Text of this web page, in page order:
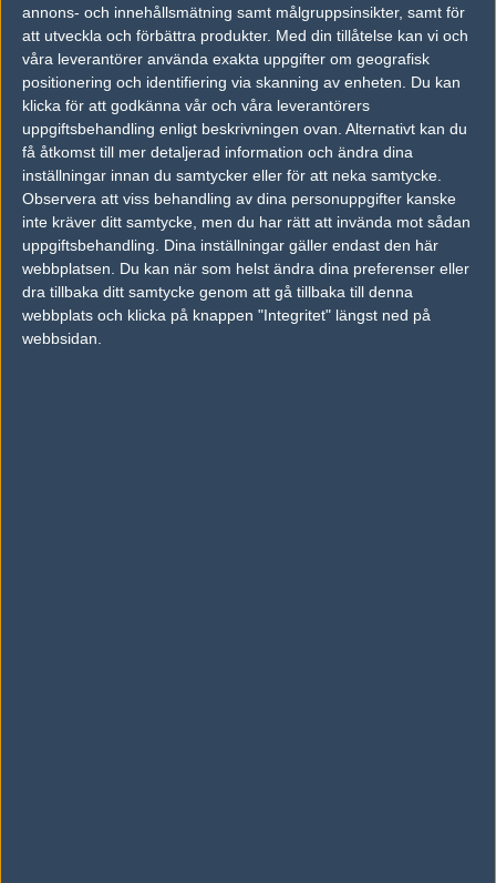
annons- och innehållsmätning samt målgruppsinsikter, samt för
att utveckla och förbättra produkter. Med din tillåtelse kan vi och
våra leverantörer använda exakta uppgifter om geografisk
positionering och identifiering via skanning av enheten. Du kan
klicka för att godkänna vår och våra leverantörers
uppgiftsbehandling enligt beskrivningen ovan. Alternativt kan du
få åtkomst till mer detaljerad information och ändra dina
inställningar innan du samtycker eller för att neka samtycke.
Observera att viss behandling av dina personuppgifter kanske
inte kräver ditt samtycke, men du har rätt att invända mot sådan
uppgiftsbehandling. Dina inställningar gäller endast den här
webbplatsen. Du kan när som helst ändra dina preferenser eller
dra tillbaka ditt samtycke genom att gå tillbaka till denna
webbplats och klicka på knappen "Integritet" längst ned på
webbsidan.
Complexity Gaming
Kristian "k0nfig" Wienecke
Will "RUSH" Wierzba
Justin "jks" Savage
Valentin "poizon" Vasilev
Benjamin "blameF" Bremer
FunPlus Phoenix
Martin "STYKO" Styk
Chris "chrisJ" de Jong
Jesse "zehN" Linjala
Pavle "Maden" Bošković
Asger "farlig" Jensen
Renegades
Simon "Sico" Williams
Alistair "aliStair" Johnston